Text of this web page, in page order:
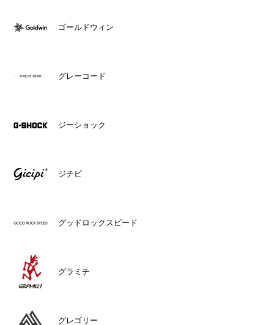
ゴールドウィン
グレーコード
ジーショック
ジチピ
グッドロックスピード
グラミチ
グレゴリー